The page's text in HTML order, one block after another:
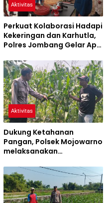
Aktivitas
Perkuat Kolaborasi Hadapi
Kekeringan dan Karhutla,
Polres Jombang Gelar Apel
Aktivitas
Dukung Ketahanan
Pangan, Polsek Mojowarno
melaksanakan
Jagung